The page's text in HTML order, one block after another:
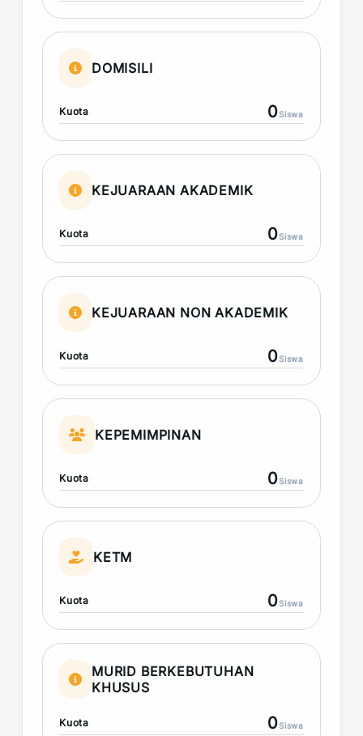
DOMISILI
Kuota 0Siswa
KEJUARAAN AKADEMIK
Kuota 0Siswa
KEJUARAAN NON AKADEMIK
Kuota 0Siswa
KEPEMIMPINAN
Kuota 0Siswa
KETM
Kuota 0Siswa
MURID BERKEBUTUHAN
KHUSUS
Kuota 0Siswa